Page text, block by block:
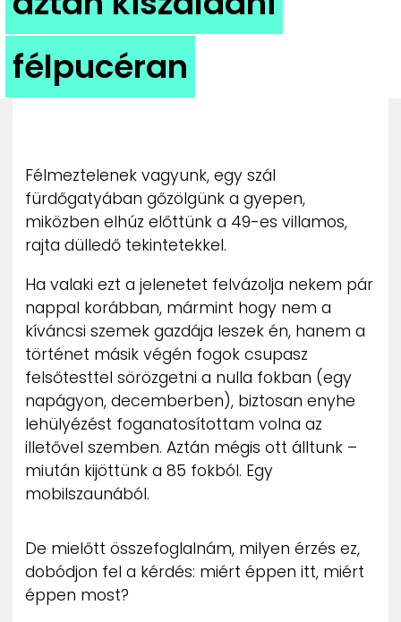
ZENE
MÉDIAAJÁNLAT
IMPRESSZUM
PR-ARCHÍVUM
félpucéran
Félmeztelenek vagyunk, egy szál
fürdőgatyában gőzölgünk a gyepen,
miközben elhúz előttünk a 49-es villamos,
rajta dülledő tekintetekkel.
Ha valaki ezt a jelenetet felvázolja nekem pár
nappal korábban, mármint hogy nem a
kíváncsi szemek gazdája leszek én, hanem a
történet másik végén fogok csupasz
felsőtesttel sörözgetni a nulla fokban (egy
napágyon, decemberben), biztosan enyhe
lehülyézést foganatosítottam volna az
illetővel szemben. Aztán mégis ott álltunk –
miután kijöttünk a 85 fokból. Egy
mobilszaunából.
De mielőtt összefoglalnám, milyen érzés ez,
dobódjon fel a kérdés: miért éppen itt, miért
éppen most?